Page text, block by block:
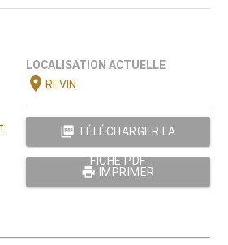
LOCALISATION ACTUELLE
location_onREVIN
picture_as_pdf TÉLÉCHARGER LA
FICHE PDF
print IMPRIMER